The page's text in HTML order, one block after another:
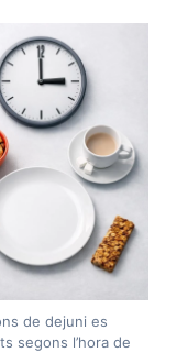
de dejuni es
segons l’hora de